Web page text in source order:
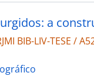
BIB-LIV-TESE /